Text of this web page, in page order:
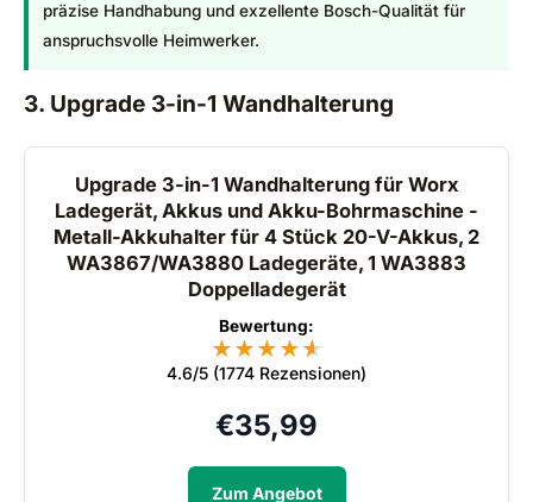
präzise Handhabung und exzellente Bosch-Qualität für
anspruchsvolle Heimwerker.
3. Upgrade 3-in-1 Wandhalterung
Upgrade 3-in-1 Wandhalterung für Worx
Ladegerät, Akkus und Akku-Bohrmaschine -
Metall-Akkuhalter für 4 Stück 20-V-Akkus, 2
WA3867/WA3880 Ladegeräte, 1 WA3883
Doppelladegerät
Bewertung:
★★★★★
★
4.6/5 (1774 Rezensionen)
€35,99
Zum Angebot